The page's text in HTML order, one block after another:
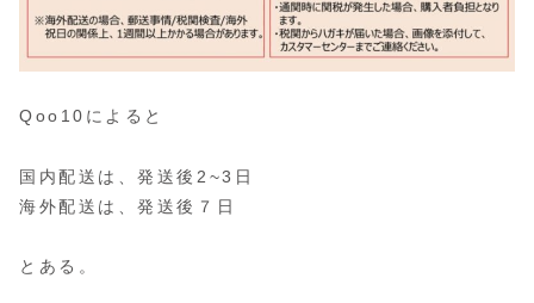
Qoo10によると
国内配送は、発送後2~3日
海外配送は、発送後７日
とある。